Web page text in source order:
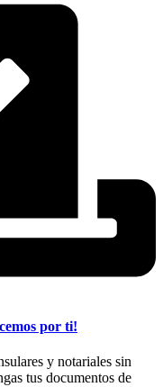
por ti!
y notariales sin
tus documentos de